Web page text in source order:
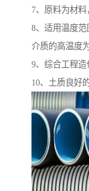
7、原料为材料
8、适用温度
介质的高温度
9、综合工程造
10、土质良好